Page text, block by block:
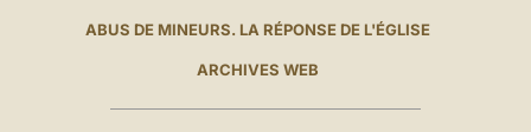
ABUS DE MINEURS. LA RÉPONSE DE L'ÉGLISE
ARCHIVES WEB